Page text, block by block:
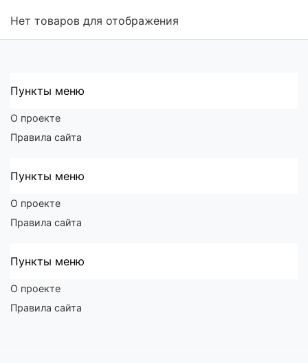
Нет товаров для отображения
Пункты меню
О проекте
Правила сайта
Пункты меню
О проекте
Правила сайта
Пункты меню
О проекте
Правила сайта